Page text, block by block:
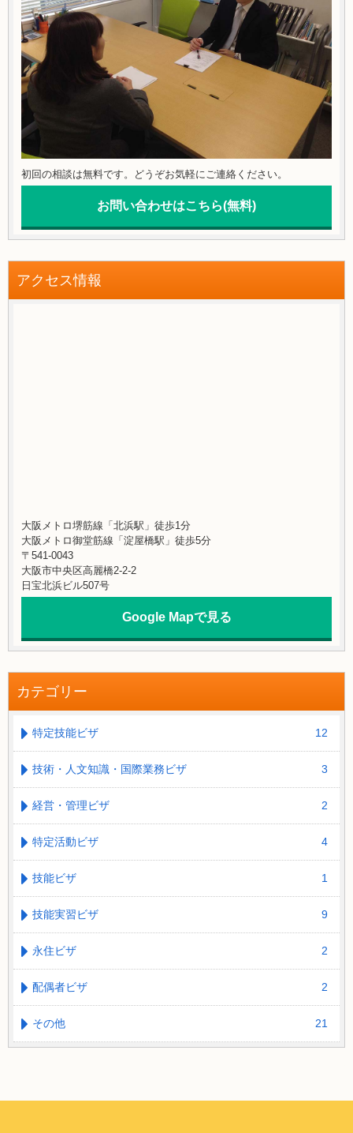
初回の相談は無料です。どうぞお気軽にご連絡ください。
お問い合わせはこちら(無料)
アクセス情報
大阪メトロ堺筋線「北浜駅」徒歩1分
大阪メトロ御堂筋線「淀屋橋駅」徒歩5分
〒541-0043
大阪市中央区高麗橋2-2-2
日宝北浜ビル507号
Google Mapで見る
カテゴリー
特定技能ビザ 12
技術・人文知識・国際業務ビザ 3
経営・管理ビザ 2
特定活動ビザ 4
技能ビザ 1
技能実習ビザ 9
永住ビザ 2
配偶者ビザ 2
その他 21